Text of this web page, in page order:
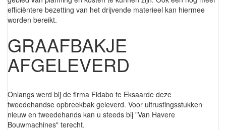
efficiëntere bezetting van het drijvende materieel kan hiermee
worden bereikt.
GRAAFBAKJE
AFGELEVERD
Onlangs werd bij de firma Fidabo te Eksaarde deze
tweedehandse opbreekbak geleverd. Voor uitrustingsstukken
nieuw en tweedehands kan u steeds bij "Van Havere
Bouwmachines" terecht.